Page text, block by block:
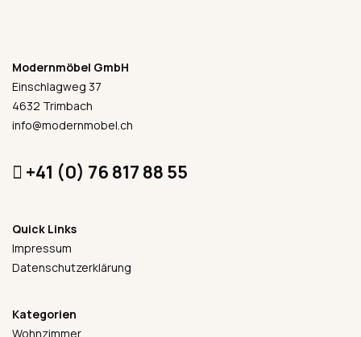
Modernmöbel GmbH
Einschlagweg 37
4632 Trimbach
info@modernmobel.ch
+41 (0) 76 817 88 55
Quick Links
Impressum
Datenschutzerklärung
Kategorien
Wohnzimmer